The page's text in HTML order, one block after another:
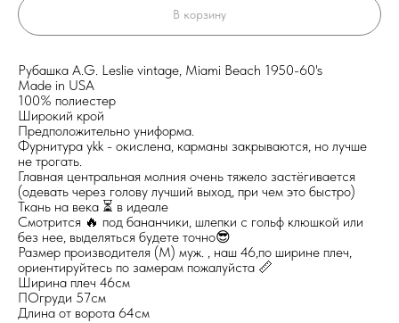
В корзину
Рубашка A.G. Leslie vintage, Miami Beach 1950-60's
Made in USA
100% полиестер
Широкий крой
Предположительно униформа.
Фурнитура ykk - окислена, карманы закрываются, но лучше
не трогать.
Главная центральная молния очень тяжело застёгивается
(одевать через голову лучший выход, при чем это быстро)
Ткань на века ⏳ в идеале
Смотрится 🔥 под бананчики, шлепки с гольф клюшкой или
без нее, выделяться будете точно😎
Размер производителя (М) муж. , наш 46,по ширине плеч,
ориентируйтесь по замерам пожалуйста 📏
Ширина плеч 46см
ПОгруди 57см
Длина от ворота 64см